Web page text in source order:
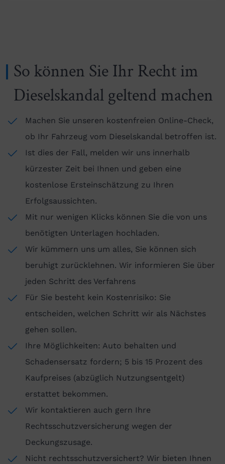
So können Sie Ihr Recht im
Dieselskandal geltend machen
Machen Sie unseren kostenfreien Online-Check,
ob Ihr Fahrzeug vom Dieselskandal betroffen ist.
Ist dies der Fall, melden wir uns innerhalb
kürzester Zeit bei Ihnen und geben eine
kostenlose Ersteinschätzung zu Ihren
Erfolgsaussichten.
Mit nur wenigen Klicks können Sie die von uns
benötigten Unterlagen hochladen.
Wir kümmern uns um alles, Sie können sich
beruhigt zurücklehnen. Wir informieren Sie über
jeden Schritt des Verfahrens
Für Sie besteht kein Kostenrisiko: Sie
entscheiden, welchen Schritt wir als Nächstes
gehen sollen.
Ihre Möglichkeiten: Auto behalten und
Schadensersatz fordern; 5 bis 15 Prozent des
Kaufpreises (abzüglich Nutzungsentgelt)
erstattet bekommen.
Wir kontaktieren auch gern Ihre
Rechtsschutzversicherung wegen der
Deckungszusage.
Nicht rechtsschutzversichert? Wir bieten Ihnen